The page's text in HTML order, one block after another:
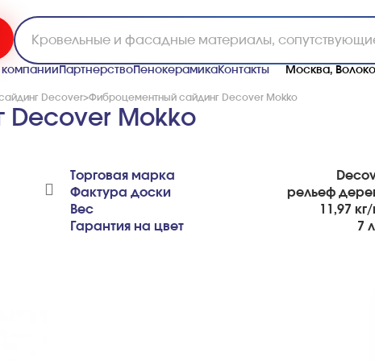
ПартнерствоПенокерамикаКонтакты Москва,
Decover>Фиброцементный сайдинг Decover Mokko
Decover Mokko
Торговая марка
Фактура доски
рельеф
Вес
11,97
Гарантия на цвет
7